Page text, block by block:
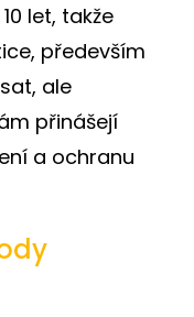
let, takže
především
ale
přinášejí
a ochranu